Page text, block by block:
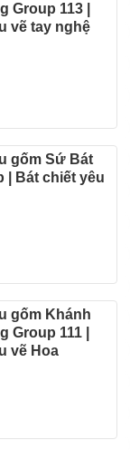
Group 113 |
vẽ tay nghệ
gốm Sứ Bát
| Bát chiết yêu
gốm Khánh
Group 111 |
vẽ Hoa